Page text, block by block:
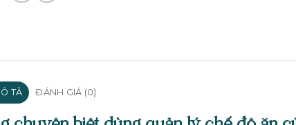
TẢ ĐÁNH GIÁ (0)